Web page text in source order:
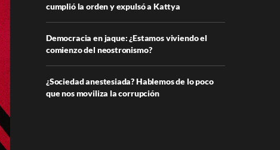
cumplió la orden y expulsó a Kattya
Democracia en jaque: ¿Estamos viviendo el
comienzo del neostronismo?
¿Sociedad anestesiada? Hablemos de lo poco
que nos moviliza la corrupción